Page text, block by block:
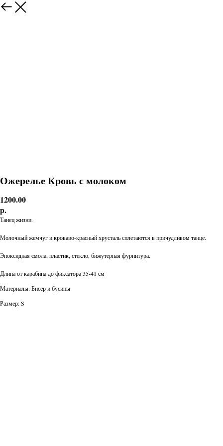
Ожерелье Кровь с молоком
1200.00
р.
Танец жизни.
Молочный жемчуг и кроваво-красный хрусталь сплетаются в причудливом танце.
Эпоксидная смола, пластик, стекло, бижутерная фурнитура.
Длина от карабина до фиксатора 35-41 см
Материалы: Бисер и бусины
Размер: S